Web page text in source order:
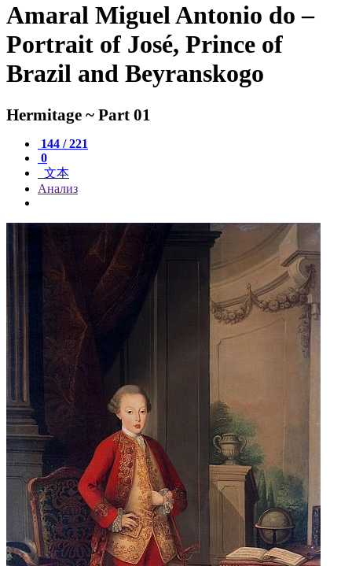
Amaral Miguel Antonio do –
Portrait of José, Prince of
Brazil and Beyranskogo
Hermitage ~ Part 01
144 / 221
0
文本
Анализ